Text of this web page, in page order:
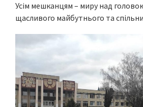
Усім мешканцям – миру над
щасливого майбутнього та